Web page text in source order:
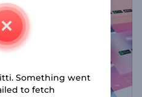
Something went
to fetch